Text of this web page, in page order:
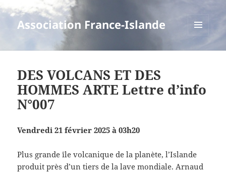
Association France-Islande
DES VOLCANS ET DES
HOMMES ARTE Lettre d’info
N°007
Vendredi 21 février 2025 à 03h20
Plus grande île volcanique de la planète, l’Islande
produit près d’un tiers de la lave mondiale. Arnaud